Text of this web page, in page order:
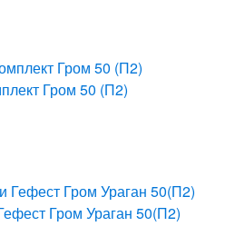
Гром 50 (П2)
Гром Ураган 50(П2)